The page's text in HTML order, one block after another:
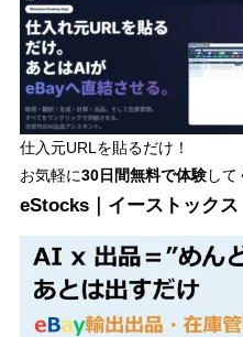
仕入元URLを貼るだけ！
お気軽に30日間無料で体験して
eStocks｜イーストックス